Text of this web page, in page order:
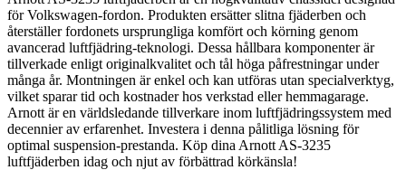
för Volkswagen-fordon. Produkten ersätter slitna fjäderben och
återställer fordonets ursprungliga komfört och körning genom
avancerad luftfjädring-teknologi. Dessa hållbara komponenter är
tillverkade enligt originalkvalitet och tål höga påfrestningar under
många år. Montningen är enkel och kan utföras utan specialverktyg,
vilket sparar tid och kostnader hos verkstad eller hemmagarage.
Arnott är en världsledande tillverkare inom luftfjädringssystem med
decennier av erfarenhet. Investera i denna pålitliga lösning för
optimal suspension-prestanda. Köp dina Arnott AS-3235
luftfjäderben idag och njut av förbättrad körkänsla!